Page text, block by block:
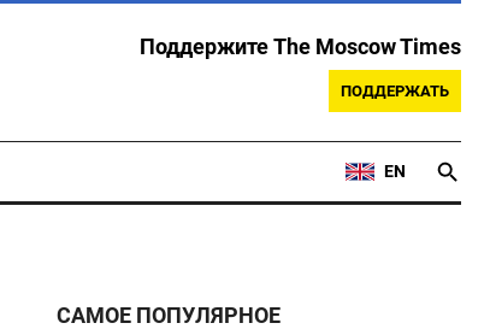
Поддержите The Moscow Times
ПОДДЕРЖАТЬ
EN
САМОЕ ПОПУЛЯРНОЕ